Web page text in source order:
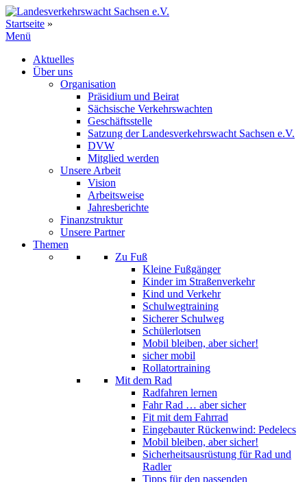
Zum
Inhalt
springen
Startseite »
Menü
Aktuelles
Über uns
Organisation
Präsidium und Beirat
Sächsische Verkehrswachten
Geschäftsstelle
Satzung der Landesverkehrswacht Sachsen e.V.
DVW
Mitglied werden
Unsere Arbeit
Vision
Arbeitsweise
Jahresberichte
Finanzstruktur
Unsere Partner
Themen
Zu Fuß
Kleine Fußgänger
Kinder im Straßenverkehr
Kind und Verkehr
Schulwegtraining
Sicherer Schulweg
Schülerlotsen
Mobil bleiben, aber sicher!
sicher mobil
Rollatortraining
Mit dem Rad
Radfahren lernen
Fahr Rad … aber sicher
Fit mit dem Fahrrad
Eingebauter Rückenwind: Pedelecs
Mobil bleiben, aber sicher!
Sicherheitsausrüstung für Rad und
Radler
Tipps für den passenden